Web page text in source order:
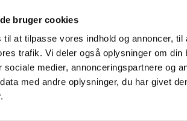
bruger cookies
til at tilpasse vores indhold og annoncer,
trafik. Vi deler også oplysninger om
sociale medier, annonceringspartnere og
med andre oplysninger, du har givet